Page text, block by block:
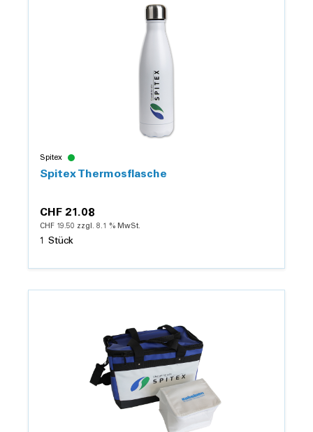
Details
Spitex
Spitex Thermosflasche
CHF 21.08
CHF 19.50 zzgl. 8.1 % MwSt.
1 Stück